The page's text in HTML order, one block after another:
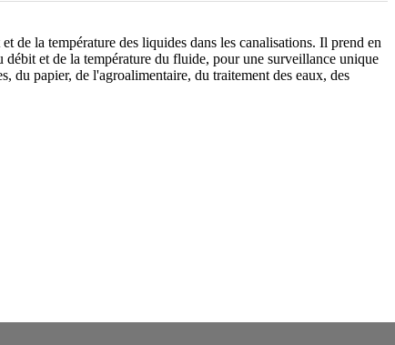
de la température des liquides dans les canalisations. Il prend en
et de la température du fluide, pour une surveillance unique
du papier, de l'agroalimentaire, du traitement des eaux, des